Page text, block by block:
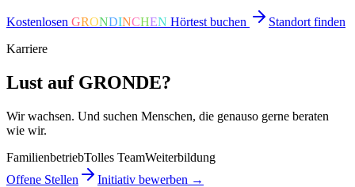
Kostenlosen GRONDINCHEN Hörtest buchen
Standort finden
Karriere
Lust auf GRONDE?
Wir wachsen. Und suchen Menschen, die genauso gerne beraten
wie wir.
FamilienbetriebTolles TeamWeiterbildung
Offene Stellen
Initiativ bewerben →